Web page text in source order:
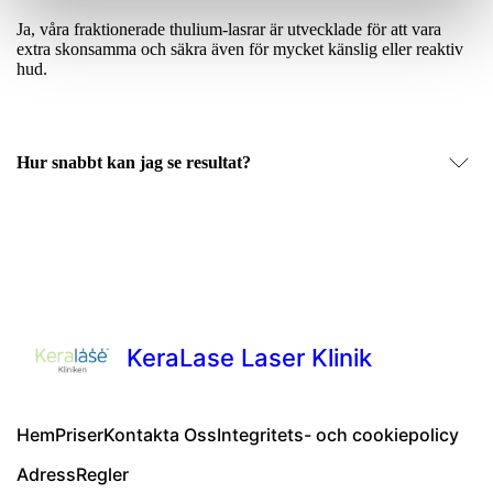
Ja, våra fraktionerade thulium-lasrar är utvecklade för att vara
extra skonsamma och säkra även för mycket känslig eller reaktiv
hud.
Hur snabbt kan jag se resultat?
KeraLase Laser Klinik
HemPriserKontakta OssIntegritets- och cookiepolicy
AdressRegler